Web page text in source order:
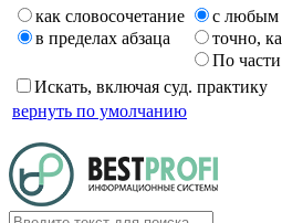
как словосочетание
в пределах абзаца
с любым
точно,
По части
Искать, включая суд. практику
вернуть по умолчанию